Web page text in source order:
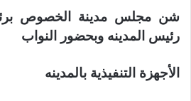
شن مجلس مدينة الخصوص
رئيس المدينه وبحضور النواب
الأجهزة التنفيذية بالمدينه